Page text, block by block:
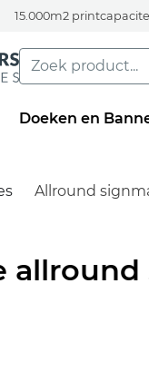
15.000m2
Doeken en
Allround